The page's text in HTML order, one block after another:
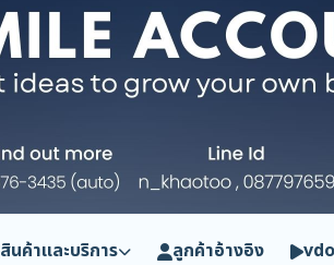
สินค้าและบริการ ลูกค้าอ้างอิง